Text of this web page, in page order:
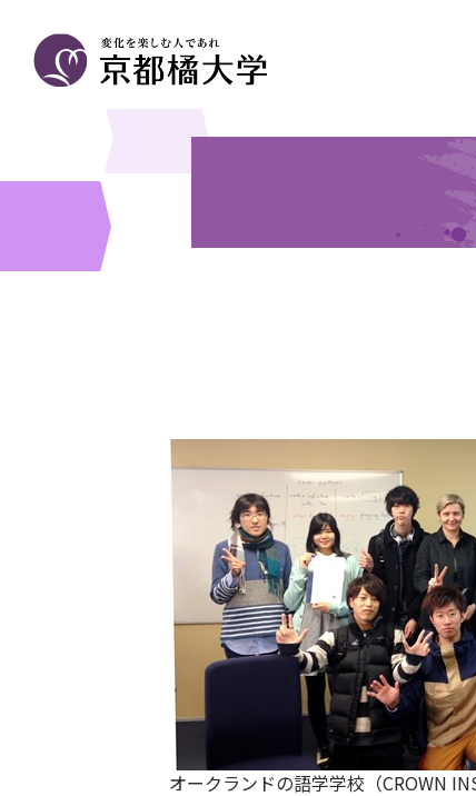
オークランドの語学学校（CROWN